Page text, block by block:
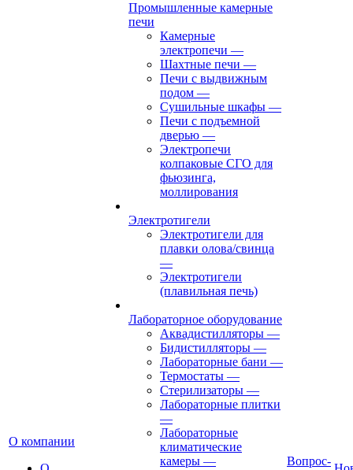
О компании
Промышленные камерные
печи
Камерные
электропечи —
Шахтные печи —
Печи с выдвижным
подом —
Сушильные шкафы —
Печи с подъемной
дверью —
Электропечи
колпаковые СГО для
фьюзинга,
моллирования
Электротигели
Электротигели для
плавки олова/свинца
—
Электротигели
(плавильная печь)
Лабораторное оборудование
Аквадистилляторы —
Бидистилляторы —
Лабораторные бани —
Термостаты —
Стерилизаторы —
Лабораторные плитки
—
Лабораторные
климатические
камеры —
Вопрос-